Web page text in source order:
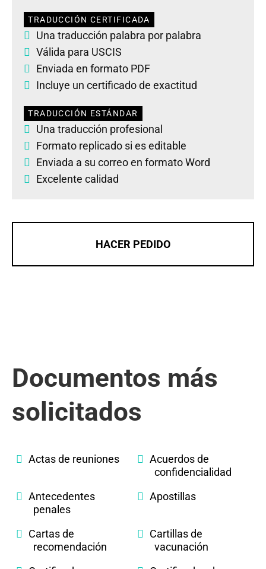
TRADUCCIÓN CERTIFICADA
Una traducción palabra por palabra
Válida para USCIS
Enviada en formato PDF
Incluye un certificado de exactitud
TRADUCCIÓN ESTÁNDAR
Una traducción profesional
Formato replicado si es editable
Enviada a su correo en formato Word
Excelente calidad
HACER PEDIDO
Documentos más
solicitados
Actas de reuniones
Acuerdos de
confidencialidad
Antecedentes
penales
Apostillas
Cartas de
recomendación
Cartillas de
vacunación